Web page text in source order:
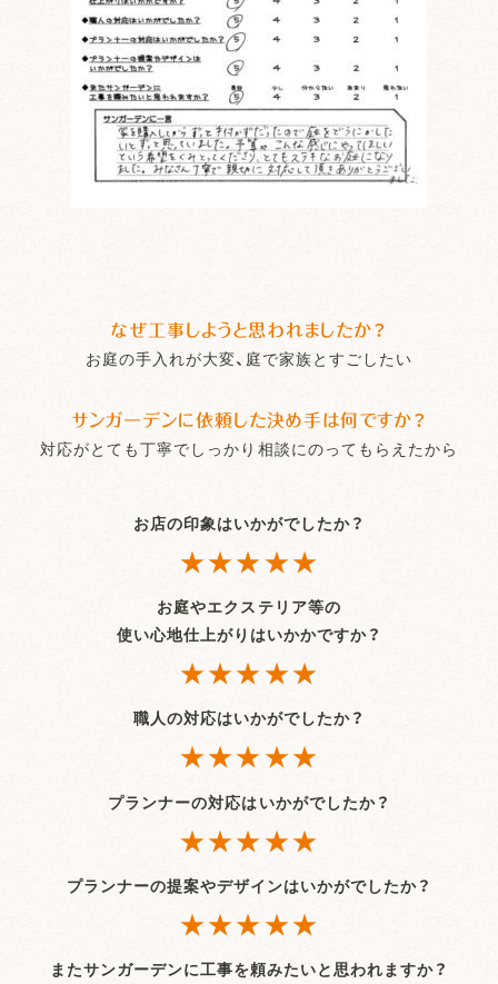
なぜ工事しようと思われましたか？
お庭の手入れが大変、庭で家族とすごしたい
サンガーデンに依頼した決め手は何ですか？
対応がとても丁寧でしっかり相談にのってもらえたから
お店の印象はいかがでしたか？
★★★★★
お庭やエクステリア等の
使い心地仕上がりはいかかですか？
★★★★★
職人の対応はいかがでしたか？
★★★★★
プランナーの対応はいかがでしたか？
★★★★★
プランナーの提案やデザインはいかがでしたか？
★★★★★
またサンガーデンに工事を頼みたいと思われますか？